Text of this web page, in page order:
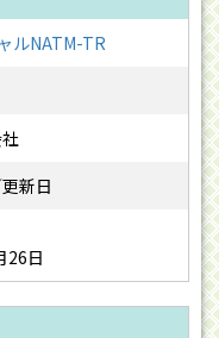
ルNATM-TR
26日